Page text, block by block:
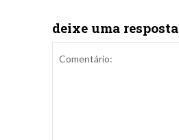
deixe uma resposta